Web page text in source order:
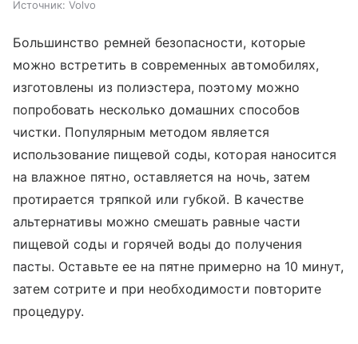
Источник: Volvo
Большинство ремней безопасности, которые
можно встретить в современных автомобилях,
изготовлены из полиэстера, поэтому можно
попробовать несколько домашних способов
чистки. Популярным методом является
использование пищевой соды, которая наносится
на влажное пятно, оставляется на ночь, затем
протирается тряпкой или губкой. В качестве
альтернативы можно смешать равные части
пищевой соды и горячей воды до получения
пасты. Оставьте ее на пятне примерно на 10 минут,
затем сотрите и при необходимости повторите
процедуру.